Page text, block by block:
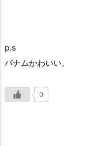
p.s
パナムかわいい。
0